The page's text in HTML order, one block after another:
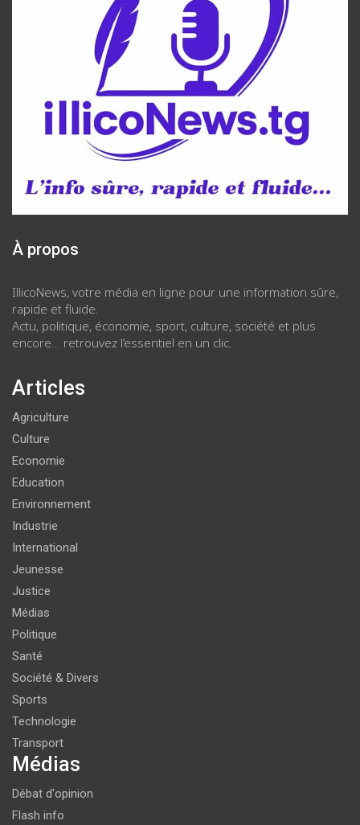
À propos
IllicoNews, votre média en ligne pour une information sûre,
rapide et fluide.
Actu, politique, économie, sport, culture, société et plus
encore… retrouvez l’essentiel en un clic.
Articles
Agriculture
Culture
Economie
Education
Environnement
Industrie
International
Jeunesse
Justice
Médias
Politique
Santé
Société & Divers
Sports
Technologie
Transport
Médias
Débat d'opinion
Flash info